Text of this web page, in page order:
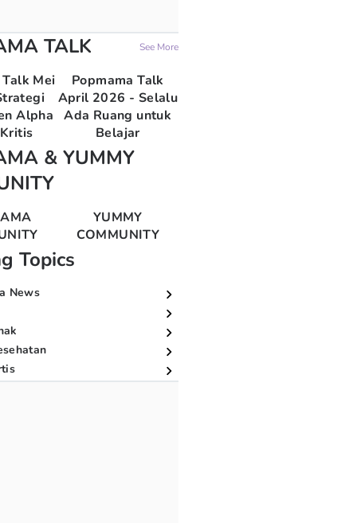
TALK See More
Mei
Alpha
Popmama Talk
April 2026 - Selalu
Ada Ruang untuk
Belajar
& YUMMY
YUMMY
COMMUNITY
Topics
News